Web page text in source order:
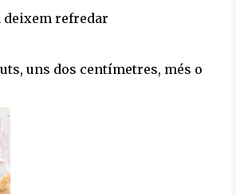
refredar
uns dos centímetres, més o